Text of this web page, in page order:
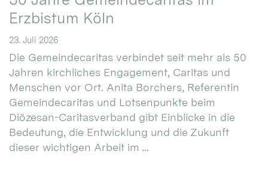
Erzbistum Köln
23. Juli 2026
Die Gemeindecaritas verbindet seit mehr als 50
Jahren kirchliches Engagement, Caritas und
Menschen vor Ort. Anita Borchers, Referentin
Gemeindecaritas und Lotsenpunkte beim
Diözesan-Caritasverband gibt Einblicke in die
Bedeutung, die Entwicklung und die Zukunft
dieser wichtigen Arbeit im ...